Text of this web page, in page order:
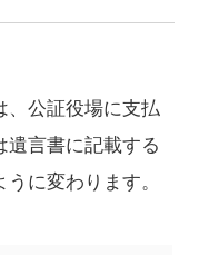
、公証役場に支払
遺言書に記載する
に変わります。